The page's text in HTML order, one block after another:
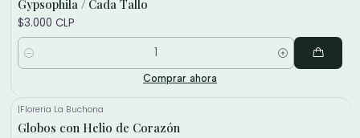
Gypsophila / Cada Tallo
$3.000 CLP
Cantidad
Comprar ahora
|Floreria La Buchona
Globos con Helio de Corazón